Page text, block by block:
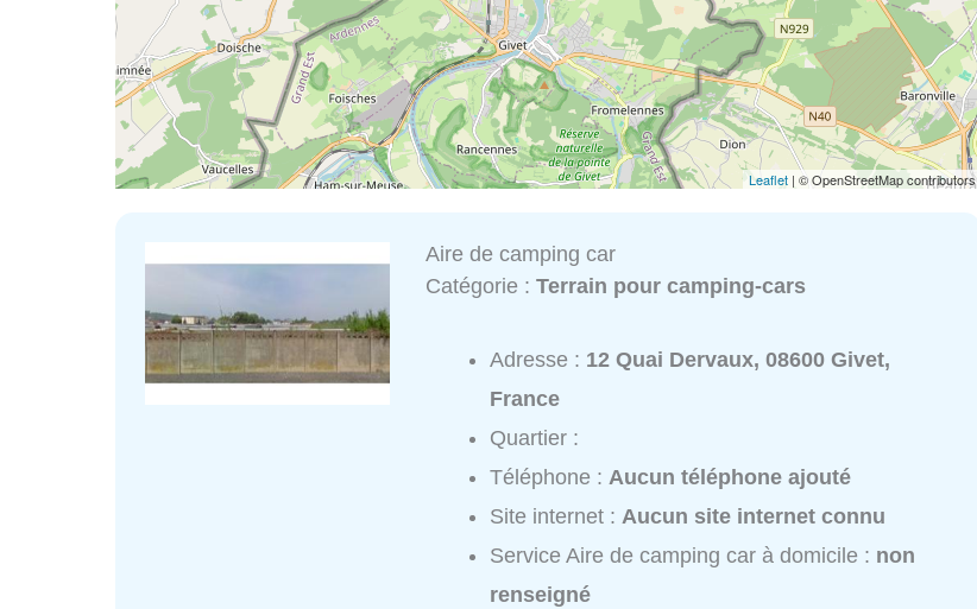
Leaflet | © OpenStreetMap contributors
Aire de camping car
Catégorie :Terrain pour camping-cars
Adresse : 12 Quai Dervaux, 08600 Givet,
France
Quartier :
Téléphone : Aucun téléphone ajouté
Site internet : Aucun site internet connu
Service Aire de camping car à domicile : non
renseigné